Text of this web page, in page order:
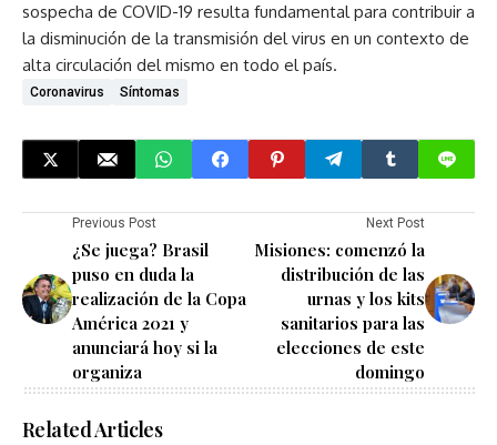
sospecha de COVID-19 resulta fundamental para contribuir a
la disminución de la transmisión del virus en un contexto de
alta circulación del mismo en todo el país.
Coronavirus Síntomas
Previous Post
¿Se juega? Brasil
puso en duda la
realización de la Copa
América 2021 y
anunciará hoy si la
organiza
Next Post
Misiones: comenzó la
distribución de las
urnas y los kits
sanitarios para las
elecciones de este
domingo
Related Articles